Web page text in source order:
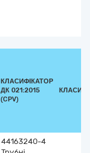
КЛАСИФІКАТОР
ДК 021:2015
(CPV)
44163240-4